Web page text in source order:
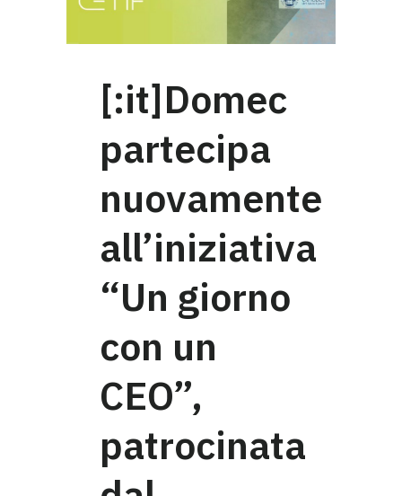
[:it]Domec
partecipa
nuovamente
all’iniziativa
“Un giorno
con un
CEO”,
patrocinata